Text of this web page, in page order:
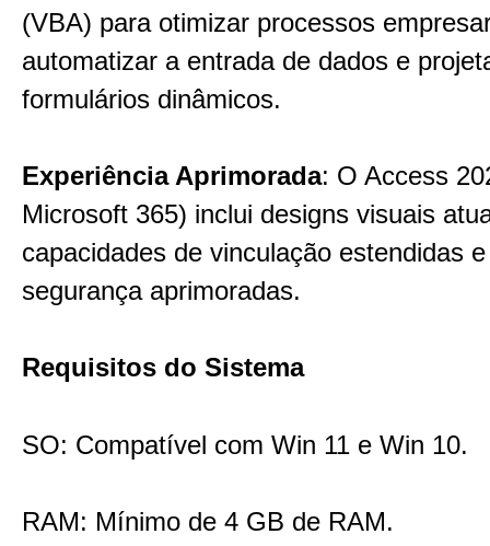
(VBA) para otimizar processos
automatizar a entrada de dados e
formulários dinâmicos.
Experiência Aprimorada: O Access
Microsoft 365) inclui designs visuais
capacidades de vinculação estendidas
segurança aprimoradas.
Requisitos do Sistema
SO: Compatível com Win 11 e Win 10.
RAM: Mínimo de 4 GB de RAM.